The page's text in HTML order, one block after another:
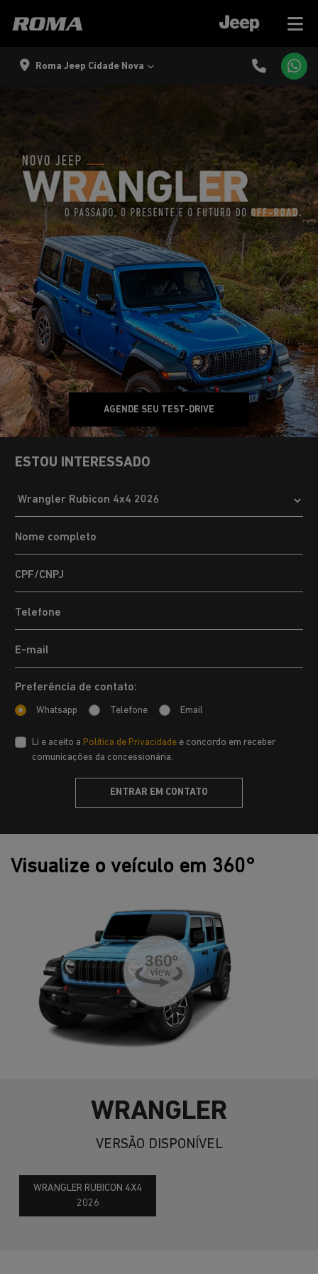
Roma Jeep Cidade Nova
ESTOU INTERESSADO
Preferência de contato:
Whatsapp Telefone Email
Li e aceito a Política de Privacidade e concordo em receber
comunicações da concessionária.
ENTRAR EM CONTATO
AGENDE SEU TEST-DRIVE
Visualize o veículo em 360°
WRANGLER
VERSÃO DISPONÍVEL
WRANGLER RUBICON 4X4
2026